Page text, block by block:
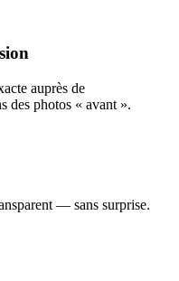
auprès de
des photos « avant ».
— sans surprise.